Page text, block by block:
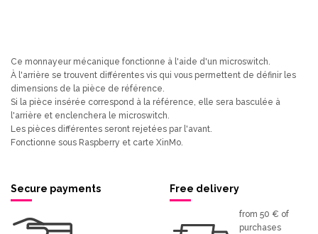
Ce monnayeur mécanique fonctionne à l'aide d'un microswitch.
À l'arrière se trouvent différentes vis qui vous permettent de définir les
dimensions de la pièce de référence.
Si la pièce insérée correspond à la référence, elle sera basculée à
l'arrière et enclenchera le microswitch.
Les pièces différentes seront rejetées par l'avant.
Fonctionne sous Raspberry et carte XinMo.
Secure payments Free delivery
from 50 € of
purchases